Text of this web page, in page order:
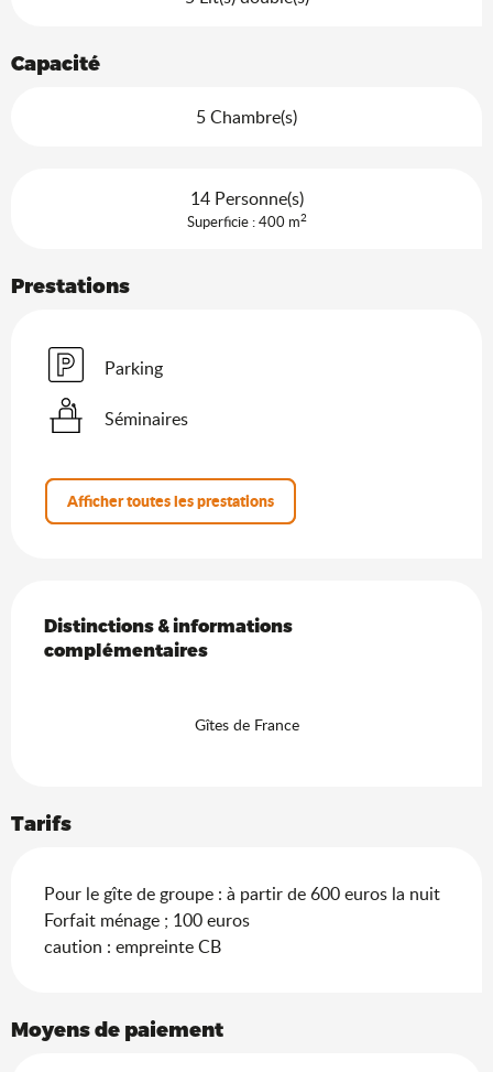
Capacité
5 Chambre(s)
14 Personne(s)
Superficie : 400 m2
Prestations
Parking
Séminaires
Afficher toutes les prestations
Distinctions & informations complémentaires
Distinctions & informations
complémentaires
Gîtes de France
Tarifs
Pour le gîte de groupe : à partir de 600 euros la nuit
Forfait ménage ; 100 euros
caution : empreinte CB
Moyens de paiement